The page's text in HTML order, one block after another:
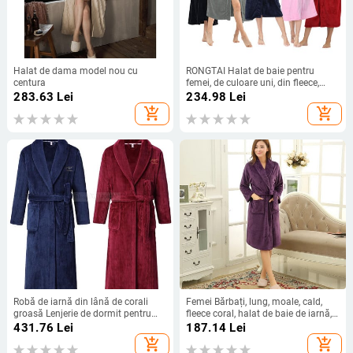
Halat de dama model nou cu
centura
283.63 Lei
add_shopping_cart
RONGTAI Halat de baie pentru
femei, de culoare uni, din fleece,
haine lungi, calde, cămașă de
234.98 Lei
add_shopping_cart
Robă de iarnă din lână de corali
groasă Lenjerie de dormit pentru
bărbați Robă de baie lungă oversize
Kimono Rochie de flanel caldă
Lenjerie de noapte lejeră
431.76 Lei
add_shopping_cart
Femei Bărbați, lung, moale, cald,
fleece coral, halat de baie de iarnă,
flanel, halat de baie, cămașă de
noapte, pentru iubitori, halat de
dormit confortabil, spa
187.14 Lei
add_shopping_cart